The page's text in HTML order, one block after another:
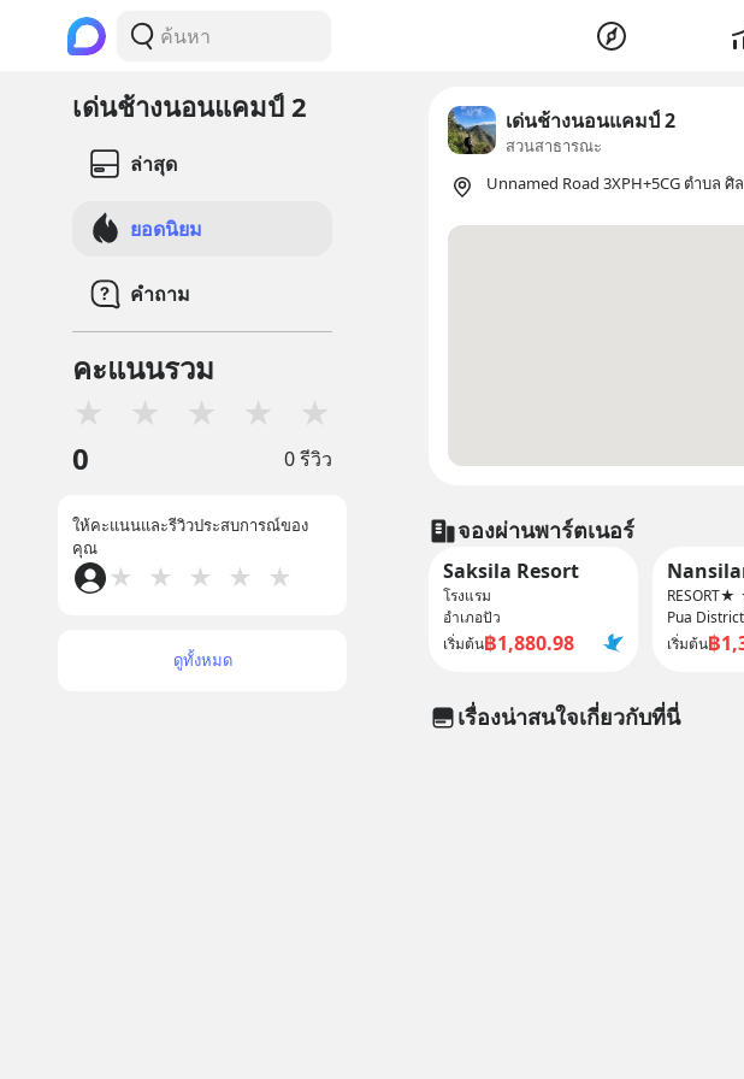
เด่น​ช้าง​นอน​แคมป์​ 2
ล่าสุด
ยอดนิยม
คำถาม
คะแนนรวม
★ ★ ★ ★ ★
0 0 รีวิว
ให้คะแนนและรีวิวประสบการณ์ของ
คุณ
★ ★ ★ ★ ★
ดูทั้งหมด
เด่น​ช้าง​นอน​แคมป์​ 2
สวนสาธารณะ
Unnamed Road 3XPH+5CG ตำบล
จองผ่านพาร์ตเนอร์
Saksila Resort
โรงแรม
อำเภอปัว
เริ่มต้น฿1,880.98
RESORT★
Pua District
เริ่มต้น฿
เรื่องน่าสนใจเกี่ยวกับที่นี่